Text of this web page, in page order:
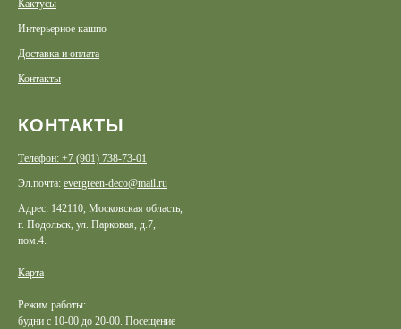
Кактусы
Интерьерное кашпо
Доставка и оплата
Контакты
КОНТАКТЫ
Телефон: +7 (901) 738-73-01
Эл.почта: evergreen-deco@mail.ru
Адрес: 142110, Московская область,
г. Подольск, ул. Парковая, д.7,
пом.4.
Карта
Режим работы:
будни с 10-00 до 20-00. Посещение